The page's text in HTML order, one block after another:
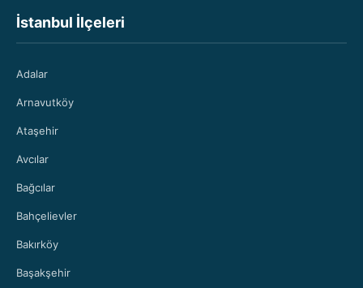
İstanbul İlçeleri
Adalar
Arnavutköy
Ataşehir
Avcılar
Bağcılar
Bahçelievler
Bakırköy
Başakşehir